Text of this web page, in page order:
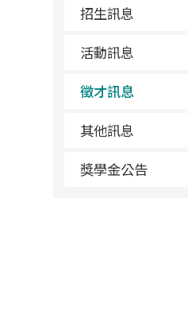
招生訊息
活動訊息
徵才訊息
其他訊息
獎學金公告